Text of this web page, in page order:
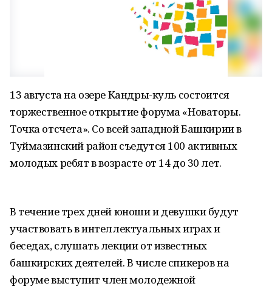
13 августа на озере Кандры-куль состоится
торжественное открытие форума «Новаторы.
Точка отсчета». Со всей западной Башкирии в
Туймазинский район съедутся 100 активных
молодых ребят в возрасте от 14 до 30 лет.
В течение трех дней юноши и девушки будут
участвовать в интеллектуальных играх и
беседах, слушать лекции от известных
башкирских деятелей. В числе спикеров на
форуме выступит член молодежной